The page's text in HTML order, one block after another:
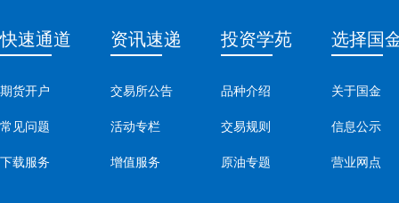
快速通道
期货开户
常见问题
下载服务
资讯速递
交易所公告
活动专栏
增值服务
投资学苑
品种介绍
交易规则
原油专题
选择国
关于国金
信息公示
营业网点